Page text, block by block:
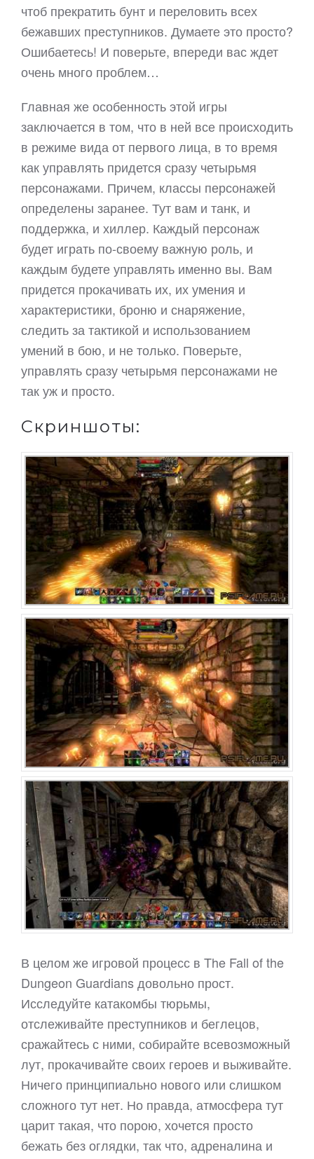
чтоб прекратить бунт и переловить всех
бежавших преступников. Думаете это просто?
Ошибаетесь! И поверьте, впереди вас ждет
очень много проблем…
Главная же особенность этой игры
заключается в том, что в ней все происходить
в режиме вида от первого лица, в то время
как управлять придется сразу четырьмя
персонажами. Причем, классы персонажей
определены заранее. Тут вам и танк, и
поддержка, и хиллер. Каждый персонаж
будет играть по-своему важную роль, и
каждым будете управлять именно вы. Вам
придется прокачивать их, их умения и
характеристики, броню и снаряжение,
следить за тактикой и использованием
умений в бою, и не только. Поверьте,
управлять сразу четырьмя персонажами не
так уж и просто.
Скриншоты:
В целом же игровой процесс в The Fall of the
Dungeon Guardians довольно прост.
Исследуйте катакомбы тюрьмы,
отслеживайте преступников и беглецов,
сражайтесь с ними, собирайте всевозможный
лут, прокачивайте своих героев и выживайте.
Ничего принципиально нового или слишком
сложного тут нет. Но правда, атмосфера тут
царит такая, что порою, хочется просто
бежать без оглядки, так что, адреналина и